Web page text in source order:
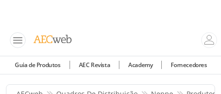
Guia de Produtos AEC Revista Academy Fornecedores